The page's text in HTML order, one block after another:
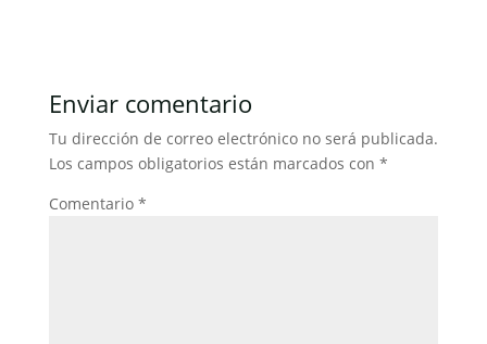
b
o
o
k
A
p
p
n tir
Enviar comentario
Tu dirección de correo electrónico no será publicada.
Los campos obligatorios están marcados con *
Comentario *